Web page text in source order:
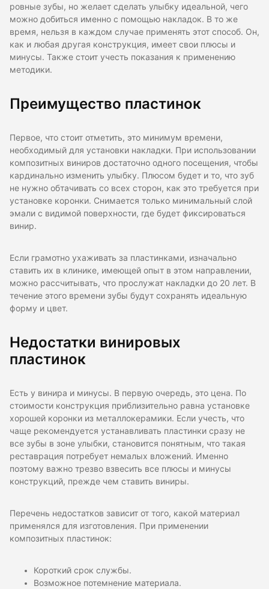
ровные зубы, но желает сделать улыбку идеальной, чего
можно добиться именно с помощью накладок. В то же
время, нельзя в каждом случае применять этот способ. Он,
как и любая другая конструкция, имеет свои плюсы и
минусы. Также стоит учесть показания к применению
методики.
Преимущество пластинок
Первое, что стоит отметить, это минимум времени,
необходимый для установки накладки. При использовании
композитных виниров достаточно одного посещения, чтобы
кардинально изменить улыбку. Плюсом будет и то, что зуб
не нужно обтачивать со всех сторон, как это требуется при
установке коронки. Снимается только минимальный слой
эмали с видимой поверхности, где будет фиксироваться
винир.
Если грамотно ухаживать за пластинками, изначально
ставить их в клинике, имеющей опыт в этом направлении,
можно рассчитывать, что прослужат накладки до 20 лет. В
течение этого времени зубы будут сохранять идеальную
форму и цвет.
Недостатки винировых
пластинок
Есть у винира и минусы. В первую очередь, это цена. По
стоимости конструкция приблизительно равна установке
хорошей коронки из металлокерамики. Если учесть, что
чаще рекомендуется устанавливать пластинки сразу не
все зубы в зоне улыбки, становится понятным, что такая
реставрация потребует немалых вложений. Именно
поэтому важно трезво взвесить все плюсы и минусы
конструкций, прежде чем ставить виниры.
Перечень недостатков зависит от того, какой материал
применялся для изготовления. При применении
композитных пластинок:
Короткий срок службы.
Возможное потемнение материала.